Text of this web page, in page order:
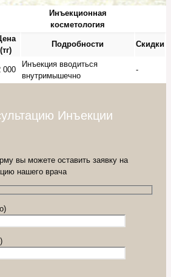
Инъекционная
косметология
(тг)
Подробности Скидки
000
Инъекция вводиться
внутримышечно
-
Инъекции
вы можете оставить заявку на
нашего врача